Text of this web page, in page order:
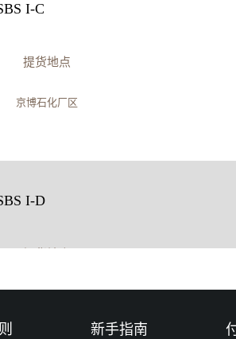
世达新材料科技有限公司
I-C
提货地点
京博石化厂区
I-D
新手指南